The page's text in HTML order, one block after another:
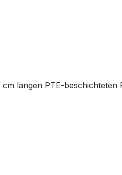
langen PTE-beschichteten